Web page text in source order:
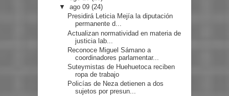
▼ago 09(24)
Presidirá Leticia Mejía la diputación
permanente d...
Actualizan normatividad en materia de
justicia lab...
Reconoce Miguel Sámano a
coordinadores parlamentar...
Suteymistas de Huehuetoca reciben
ropa de trabajo
Policías de Neza detienen a dos
sujetos por presun...